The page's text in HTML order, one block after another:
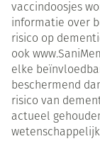
vaccindoosjes
informatie over
risico op
ook
elke
beschermend
risico van
actueel